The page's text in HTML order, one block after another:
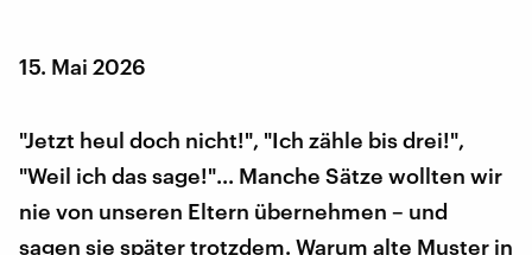
15. Mai 2026
"Jetzt heul doch nicht!", "Ich zähle bis drei!",
"Weil ich das sage!"... Manche Sätze wollten wir
nie von unseren Eltern übernehmen – und
sagen sie später trotzdem. Warum alte Muster in